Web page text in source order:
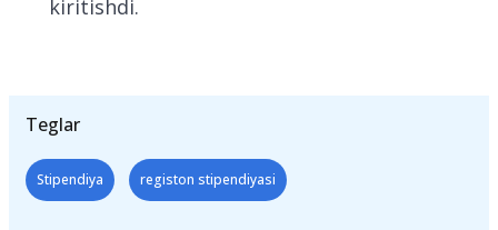
kiritishdi.
Teglar
Stipendiya registon stipendiyasi